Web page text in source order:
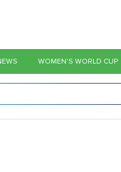
WOMEN'S WORLD CUP